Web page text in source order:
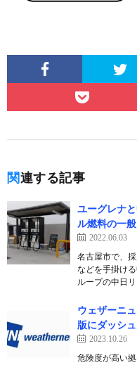
関連する記事
ユーグレナ
ル燃料の一
2022.06.03
名古屋市で、
などを手掛け
ループの中日
ウェザーニ
版にダッシ
2023.10.26
危険度が高い